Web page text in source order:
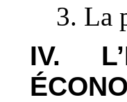
3. La
IV.